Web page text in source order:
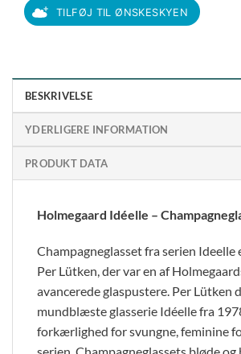
TILFØJ TIL ØNSKESKYEN
BESKRIVELSE
YDERLIGERE INFORMATION
PRODUKT DATA
Holmegaard Idéelle –
Champagneglasset fra serien Ideelle
Per Lütken, der var en af
avancerede glaspustere. Per Lütken
mundblæste glasserie Idéelle fra
forkærlighed for svungne, feminine